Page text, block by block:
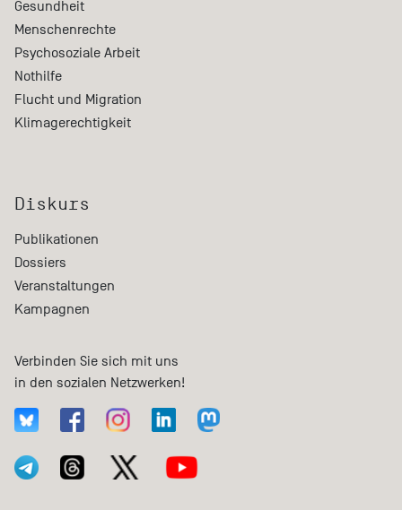
Gesundheit
Menschenrechte
Psychosoziale Arbeit
Nothilfe
Flucht und Migration
Klimagerechtigkeit
Diskurs
Publikationen
Dossiers
Veranstaltungen
Kampagnen
Verbinden Sie sich mit uns
in den sozialen Netzwerken!